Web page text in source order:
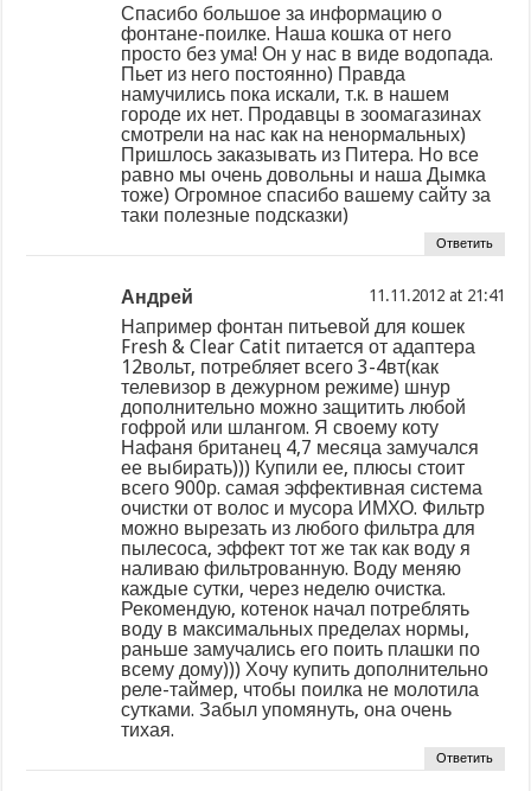
Спасибо большое за информацию о
фонтане-поилке. Наша кошка от него
просто без ума! Он у нас в виде водопада.
Пьет из него постоянно) Правда
намучились пока искали, т.к. в нашем
городе их нет. Продавцы в зоомагазинах
смотрели на нас как на ненормальных)
Пришлось заказывать из Питера. Но все
равно мы очень довольны и наша Дымка
тоже) Огромное спасибо вашему сайту за
таки полезные подсказки)
Ответить
Андрей at
Например фонтан питьевой для кошек
Fresh & Clear Catit питается от адаптера
12вольт, потребляет всего 3-4вт(как
телевизор в дежурном режиме) шнур
дополнительно можно защитить любой
гофрой или шлангом. Я своему коту
Нафаня британец 4,7 месяца замучался
ее выбирать))) Купили ее, плюсы стоит
всего 900р. самая эффективная система
очистки от волос и мусора ИМХО. Фильтр
можно вырезать из любого фильтра для
пылесоса, эффект тот же так как воду я
наливаю фильтрованную. Воду меняю
каждые сутки, через неделю очистка.
Рекомендую, котенок начал потреблять
воду в максимальных пределах нормы,
раньше замучались его поить плашки по
всему дому))) Хочу купить дополнительно
реле-таймер, чтобы поилка не молотила
сутками. Забыл упомянуть, она очень
тихая.
Ответить